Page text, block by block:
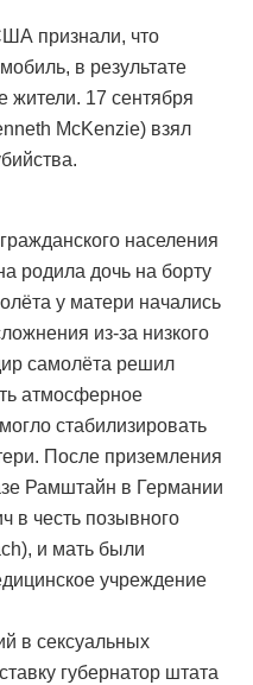
признали, что
в результате
жители. 17 сентября
McKenzie) взял
населения
родила дочь на борту
у матери начались
из-за низкого
самолёта решил
атмосферное
стабилизировать
После приземления
Рамштайн в Германии
в честь позывного
и мать были
учреждение
в сексуальных
губернатор штата